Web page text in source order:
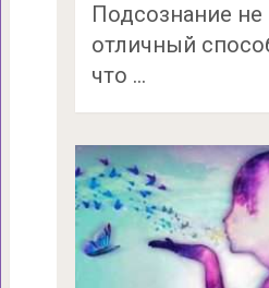
Подсознание не
отличный
что …